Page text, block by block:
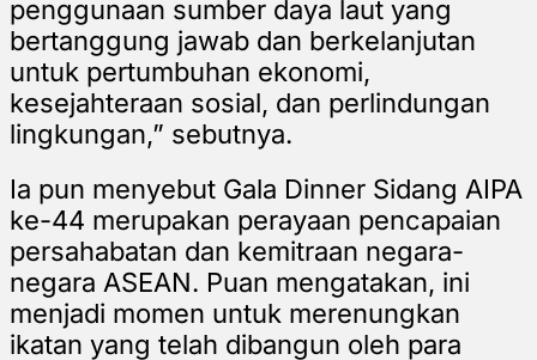
penggunaan sumber daya laut yang
bertanggung jawab dan berkelanjutan
untuk pertumbuhan ekonomi,
kesejahteraan sosial, dan perlindungan
lingkungan,” sebutnya.
Ia pun menyebut Gala Dinner Sidang AIPA
ke-44 merupakan perayaan pencapaian
persahabatan dan kemitraan negara-
negara ASEAN. Puan mengatakan, ini
menjadi momen untuk merenungkan
ikatan yang telah dibangun oleh para